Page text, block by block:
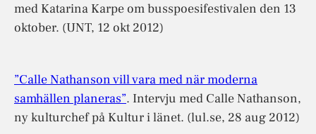
med Katarina Karpe om busspoesifestivalen den 13
oktober. (UNT, 12 okt 2012)
”Calle Nathanson vill vara med när moderna
samhällen planeras”. Intervju med Calle Nathanson,
ny kulturchef på Kultur i länet. (lul.se, 28 aug 2012)